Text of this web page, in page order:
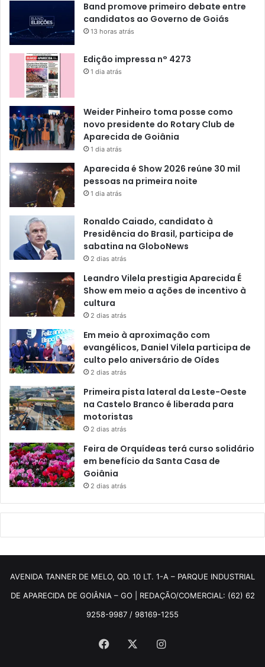
Band promove primeiro debate entre
candidatos ao Governo de Goiás
13 horas atrás
Edição impressa n° 4273
1 dia atrás
Weider Pinheiro toma posse como
novo presidente do Rotary Club de
Aparecida de Goiânia
1 dia atrás
Aparecida é Show 2026 reúne 30 mil
pessoas na primeira noite
1 dia atrás
Ronaldo Caiado, candidato à
Presidência do Brasil, participa de
sabatina na GloboNews
2 dias atrás
Leandro Vilela prestigia Aparecida É
Show em meio a ações de incentivo à
cultura
2 dias atrás
Em meio à aproximação com
evangélicos, Daniel Vilela participa de
culto pelo aniversário de Oídes
2 dias atrás
Primeira pista lateral da Leste-Oeste
na Castelo Branco é liberada para
motoristas
2 dias atrás
Feira de Orquídeas terá curso solidário
em benefício da Santa Casa de
Goiânia
2 dias atrás
AVENIDA TANNER DE MELO, QD. 10 LT. 1-A – PARQUE INDUSTRIAL
DE APARECIDA DE GOIÂNIA – GO | REDAÇÃO/COMERCIAL: (62) 62
9258-9987 / 98169-1255
Facebook Instagram